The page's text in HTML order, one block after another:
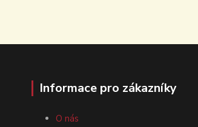
Informace pro zákazníky
O nás